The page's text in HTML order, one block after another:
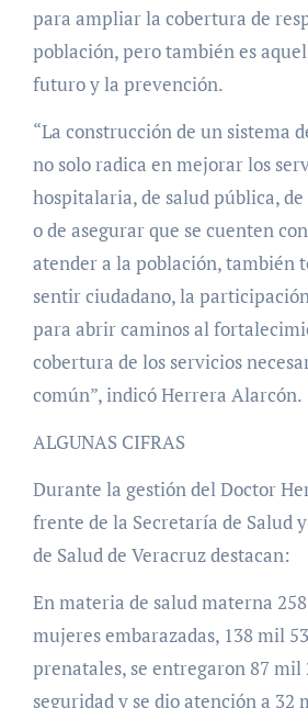
para ampliar la cobertura de
población, pero también es
futuro y la prevención.
“La construcción de un sistema
no solo radica en mejorar los
hospitalaria, de salud pública,
o de asegurar que se cuenten
atender a la población, también
sentir ciudadano, la
para abrir caminos al
cobertura de los servicios
común”, indicó Herrera Alarcón.
ALGUNAS CIFRAS
Durante la gestión del Doctor
frente de la Secretaría de Salud
de Salud de Veracruz destacan:
En materia de salud materna
mujeres embarazadas, 138 mil
prenatales, se entregaron 87 mil
seguridad y se dio atención a 32